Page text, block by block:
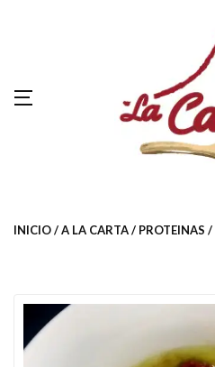
INICIO A LA CARTA PROTEINAS